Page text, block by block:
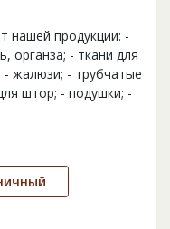
нашей продукции: -
органза; - ткани для
- жалюзи; - трубчатые
штор; - подушки; -